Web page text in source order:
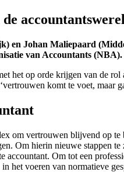
en Johan Maliepaard
van Accountants
het op orde krijgen van de
komt te voet, maar
om vertrouwen blijvend op
Om hierin nieuwe stappen
accountant. Om tot een
het voeren van normatieve